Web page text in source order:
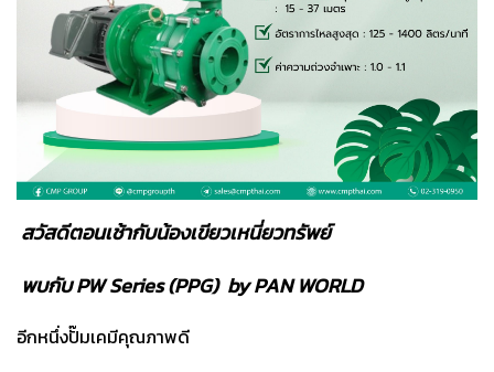
สวัสดีตอนเช้ากับน้องเขียวเหนี่ยวทรัพย์
พบกับ PW Series (PPG) by PAN WORLD
อีกหนึ่งปั๊มเคมีคุณภาพดี